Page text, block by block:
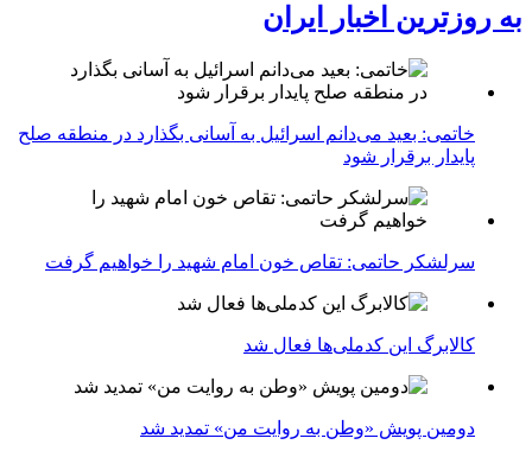
به روزترین اخبار ایران
خاتمی: بعید می‌دانم اسرائیل به آسانی بگذارد در منطقه صلح
پایدار برقرار شود
سرلشکر حاتمی: تقاص خون امام شهید را خواهیم گرفت
کالابرگ این کدملی‌ها فعال شد
دومین پویش «وطن به روایت من» تمدید شد